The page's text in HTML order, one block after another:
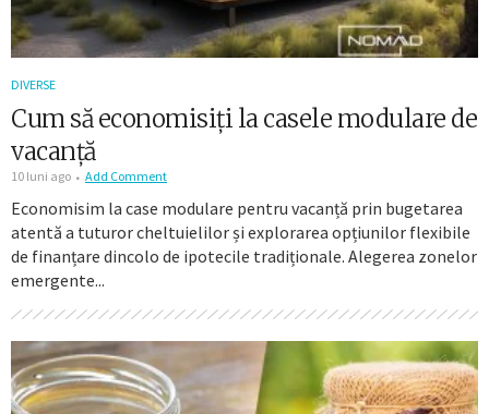
DIVERSE
Cum să economisiți la casele modulare de
vacanță
10 luni ago Add Comment
Economisim la case modulare pentru vacanță prin bugetarea
atentă a tuturor cheltuielilor și explorarea opțiunilor flexibile
de finanțare dincolo de ipotecile tradiționale. Alegerea zonelor
emergente...